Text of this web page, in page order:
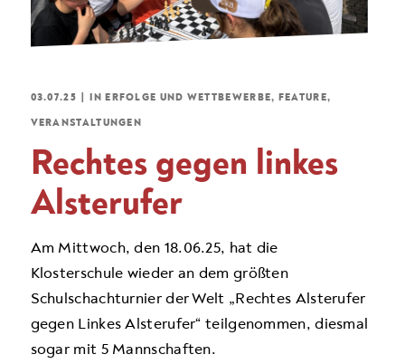
03.07.25 INERFOLGE UND WETTBEWERBE, FEATURE,
VERANSTALTUNGEN
Rechtes gegen linkes
Alsterufer
Am Mittwoch, den 18.06.25, hat die
Klosterschule wieder an dem größten
Schulschachturnier der Welt „Rechtes Alsterufer
gegen Linkes Alsterufer“ teilgenommen, diesmal
sogar mit 5 Mannschaften.